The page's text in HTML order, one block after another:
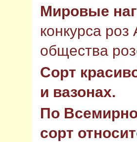
Мировые
конкурса роз
общества
Сорт
и вазонах.
По
сорт